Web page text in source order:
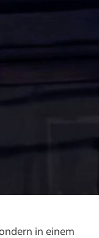
in einem